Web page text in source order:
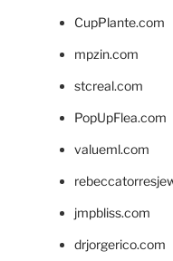
CupPlante.com
mpzin.com
stcreal.com
PopUpFlea.com
valueml.com
jmpbliss.com
drjorgerico.com